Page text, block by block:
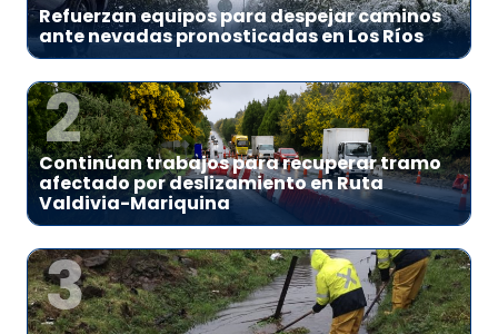
Refuerzan equipos para despejar caminos
ante nevadas pronosticadas en Los Ríos
2
Continúan trabajos para recuperar tramo
afectado por deslizamiento en Ruta
Valdivia-Mariquina
3